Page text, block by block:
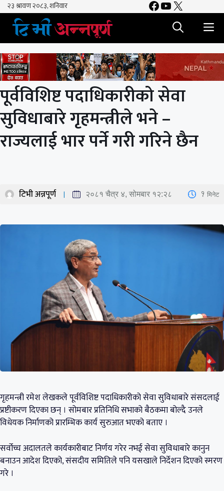
Skip
content
Facebook
YouTube
X
पूर्वविशिष्ट पदाधिकारीको सेवा
सुविधाबारे गृहमन्त्रीले भने –
राज्यलाई भार पर्ने गरी गरिने छैन
टिभी अन्नपूर्ण २०८१ चैत्र ४, सोमबार १२:२८ 1 मिनेट
गृहमन्त्री रमेश लेखकले पूर्वविशिष्ट पदाधिकारीको सेवा सुविधाबारे संसदलाई
प्रष्टीकरण दिएका छन् । सोमबार प्रतिनिधि सभाको बैठकमा बोल्दै उनले
विधेयक निर्माणको प्रारम्भिक कार्य सुरुआत भएको बताए ।
सर्वोच्च अदालतले कार्यकारीबाट निर्णय गरेर नभई सेवा सुविधाबारे कानुन
बनाउन आदेश दिएको, संसदीय समितिले पनि यसखाले निर्देशन दिएको स्मरण
गरे ।